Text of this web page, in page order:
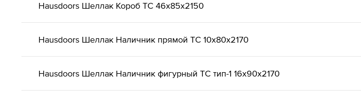
Hausdoors Шеллак Короб ТС 46x85x2150
Hausdoors Шеллак Наличник прямой ТС 10x80x2170
Hausdoors Шеллак Наличник фигурный ТС тип-1 16x90x2170